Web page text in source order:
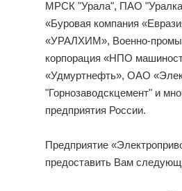
МРСК "Урала", ПАО
«Буровая компания
«УРАЛХИМ», Военно-
корпорация «НПО
«Удмуртнефть», ОАО
"Горнозаводскцемент" и
предприятия России.
Предприятие
предоставить Вам